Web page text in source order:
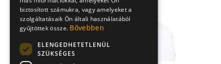
biztosított számukra, vagy amelyeket a
szolgáltatásaik Ön általi használatából
gyűjtöttek össze. Bővebben
ELENGEDHETETLENÜL
SZÜKSÉGES